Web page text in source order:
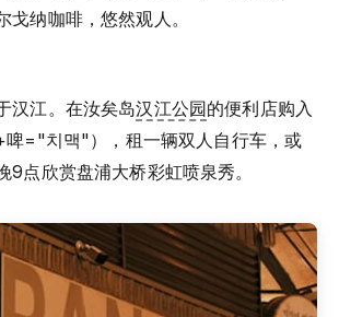
戈纳咖啡，悠然观人。
汉江。在汝矣岛汉江公园的便利店购入
啤="치맥"），租一辆双人自行车，或
9点欣赏盘浦大桥彩虹喷泉秀。